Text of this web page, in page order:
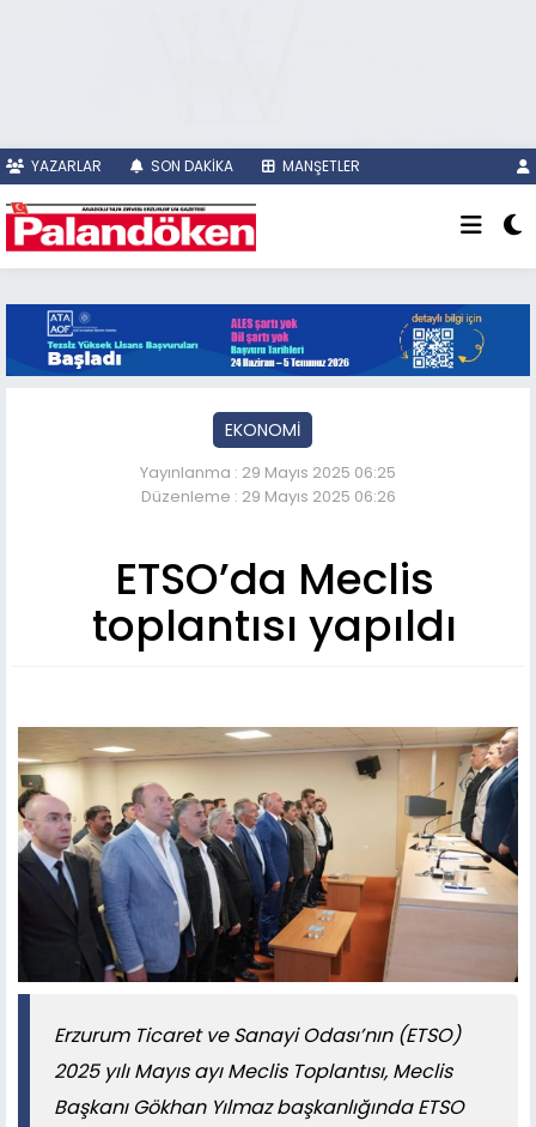
YAZARLAR SON DAKİKA MANŞETLER
EKONOMİ
Yayınlanma : 29 Mayıs 2025 06:25
Düzenleme : 29 Mayıs 2025 06:26
ETSO’da Meclis
toplantısı yapıldı
​​​​​​​Erzurum Ticaret ve Sanayi Odası’nın (ETSO)
2025 yılı Mayıs ayı Meclis Toplantısı, Meclis
Başkanı Gökhan Yılmaz başkanlığında ETSO